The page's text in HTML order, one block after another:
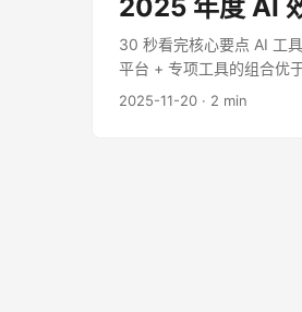
2025 年度 AI
30 秒看完核心要点 AI 工
平台 + 专项工具的组合优
新时间：2026-02-23 ...
2025-11-20 · 2 min